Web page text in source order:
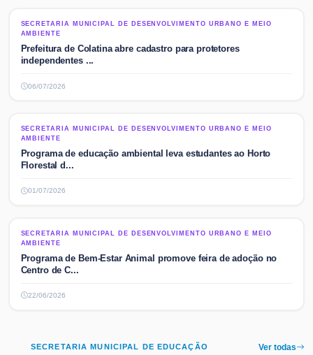
SECRETARIA MUNICIPAL DE DESENVOLVIMENTO URBANO E MEIO
AMBIENTE
SECRETARIA MUNICIPAL DE DESENVOLVIMENTO URBANO E MEIO
AMBIENTE
Prefeitura de Colatina abre cadastro para protetores
independentes ...
06/07/2026
SECRETARIA MUNICIPAL DE DESENVOLVIMENTO URBANO E MEIO
AMBIENTE
SECRETARIA MUNICIPAL DE DESENVOLVIMENTO URBANO E MEIO
AMBIENTE
Programa de educação ambiental leva estudantes ao Horto
Florestal d...
01/07/2026
SECRETARIA MUNICIPAL DE DESENVOLVIMENTO URBANO E MEIO
AMBIENTE
SECRETARIA MUNICIPAL DE DESENVOLVIMENTO URBANO E MEIO
AMBIENTE
Programa de Bem-Estar Animal promove feira de adoção no
Centro de C...
22/06/2026
SECRETARIA MUNICIPAL DE EDUCAÇÃO Ver todas